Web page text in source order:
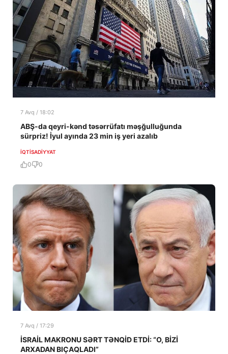
7 Avq / 18:02
ABŞ-da qeyri-kənd təsərrüfatı məşğulluğunda
sürpriz! İyul ayında 23 min iş yeri azalıb
İQTISADIYYAT
0 0
7 Avq / 17:29
İSRAİL MAKRONU SƏRT TƏNQİD ETDİ: “O, BİZİ
ARXADAN BIÇAQLADI”